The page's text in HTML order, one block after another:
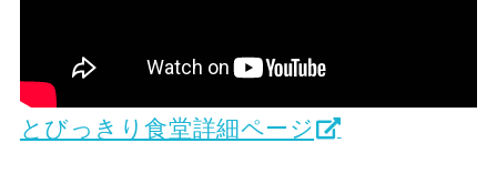
とびっきり食堂詳細ページ